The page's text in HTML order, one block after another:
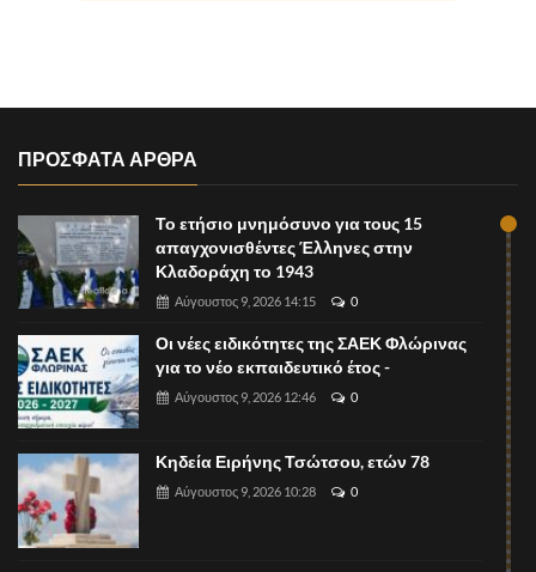
ΠΡΟΣΦΑΤΑ ΑΡΘΡΑ
Το ετήσιο μνημόσυνο για τους 15
απαγχονισθέντες Έλληνες στην
Κλαδοράχη το 1943
Αύγουστος 9, 2026 14:15 0
Οι νέες ειδικότητες της ΣΑΕΚ Φλώρινας
για το νέο εκπαιδευτικό έτος -
Αύγουστος 9, 2026 12:46 0
Κηδεία Ειρήνης Τσώτσου, ετών 78
Αύγουστος 9, 2026 10:28 0